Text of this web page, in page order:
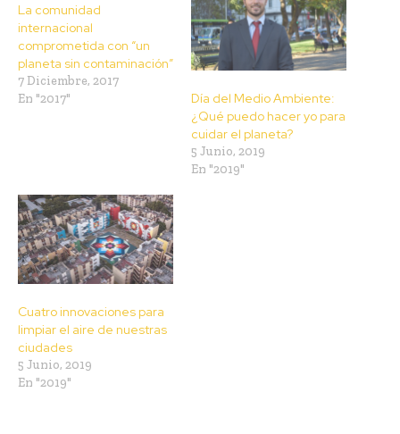
La comunidad
internacional
comprometida con “un
planeta sin contaminación”
7 Diciembre, 2017
En "2017"
Día del Medio Ambiente:
¿Qué puedo hacer yo para
cuidar el planeta?
5 Junio, 2019
En "2019"
Cuatro innovaciones para
limpiar el aire de nuestras
ciudades
5 Junio, 2019
En "2019"